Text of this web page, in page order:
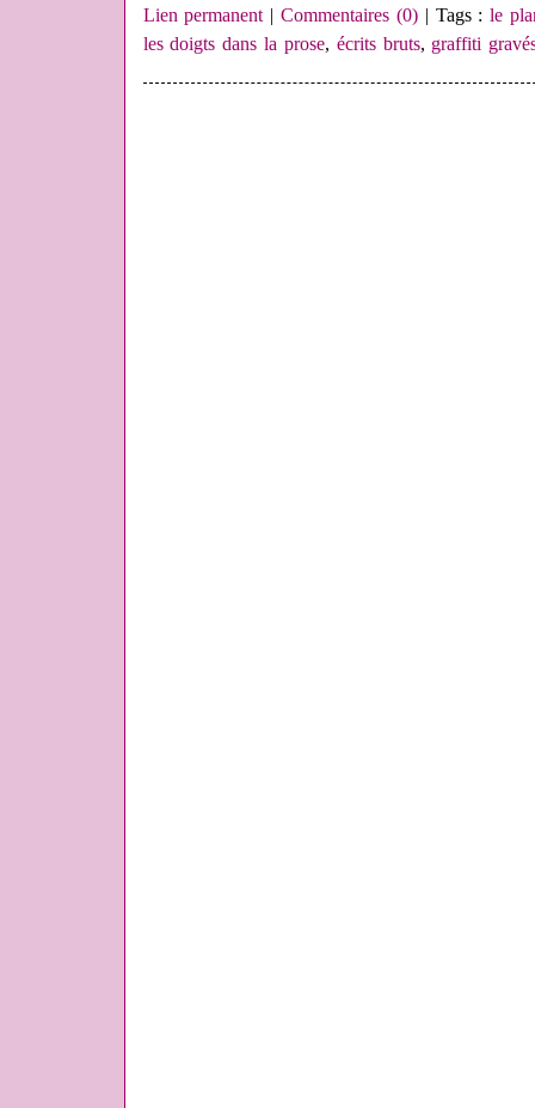
Lien permanent|Commentaires (0)| Tags :le
les doigts dans la prose, écrits bruts, graffiti